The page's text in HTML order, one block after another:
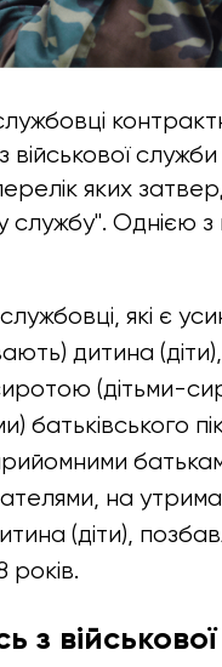
військової
яких
службу". Однією
які є
дитина
(дітьми-
на
(діти),
років.
з